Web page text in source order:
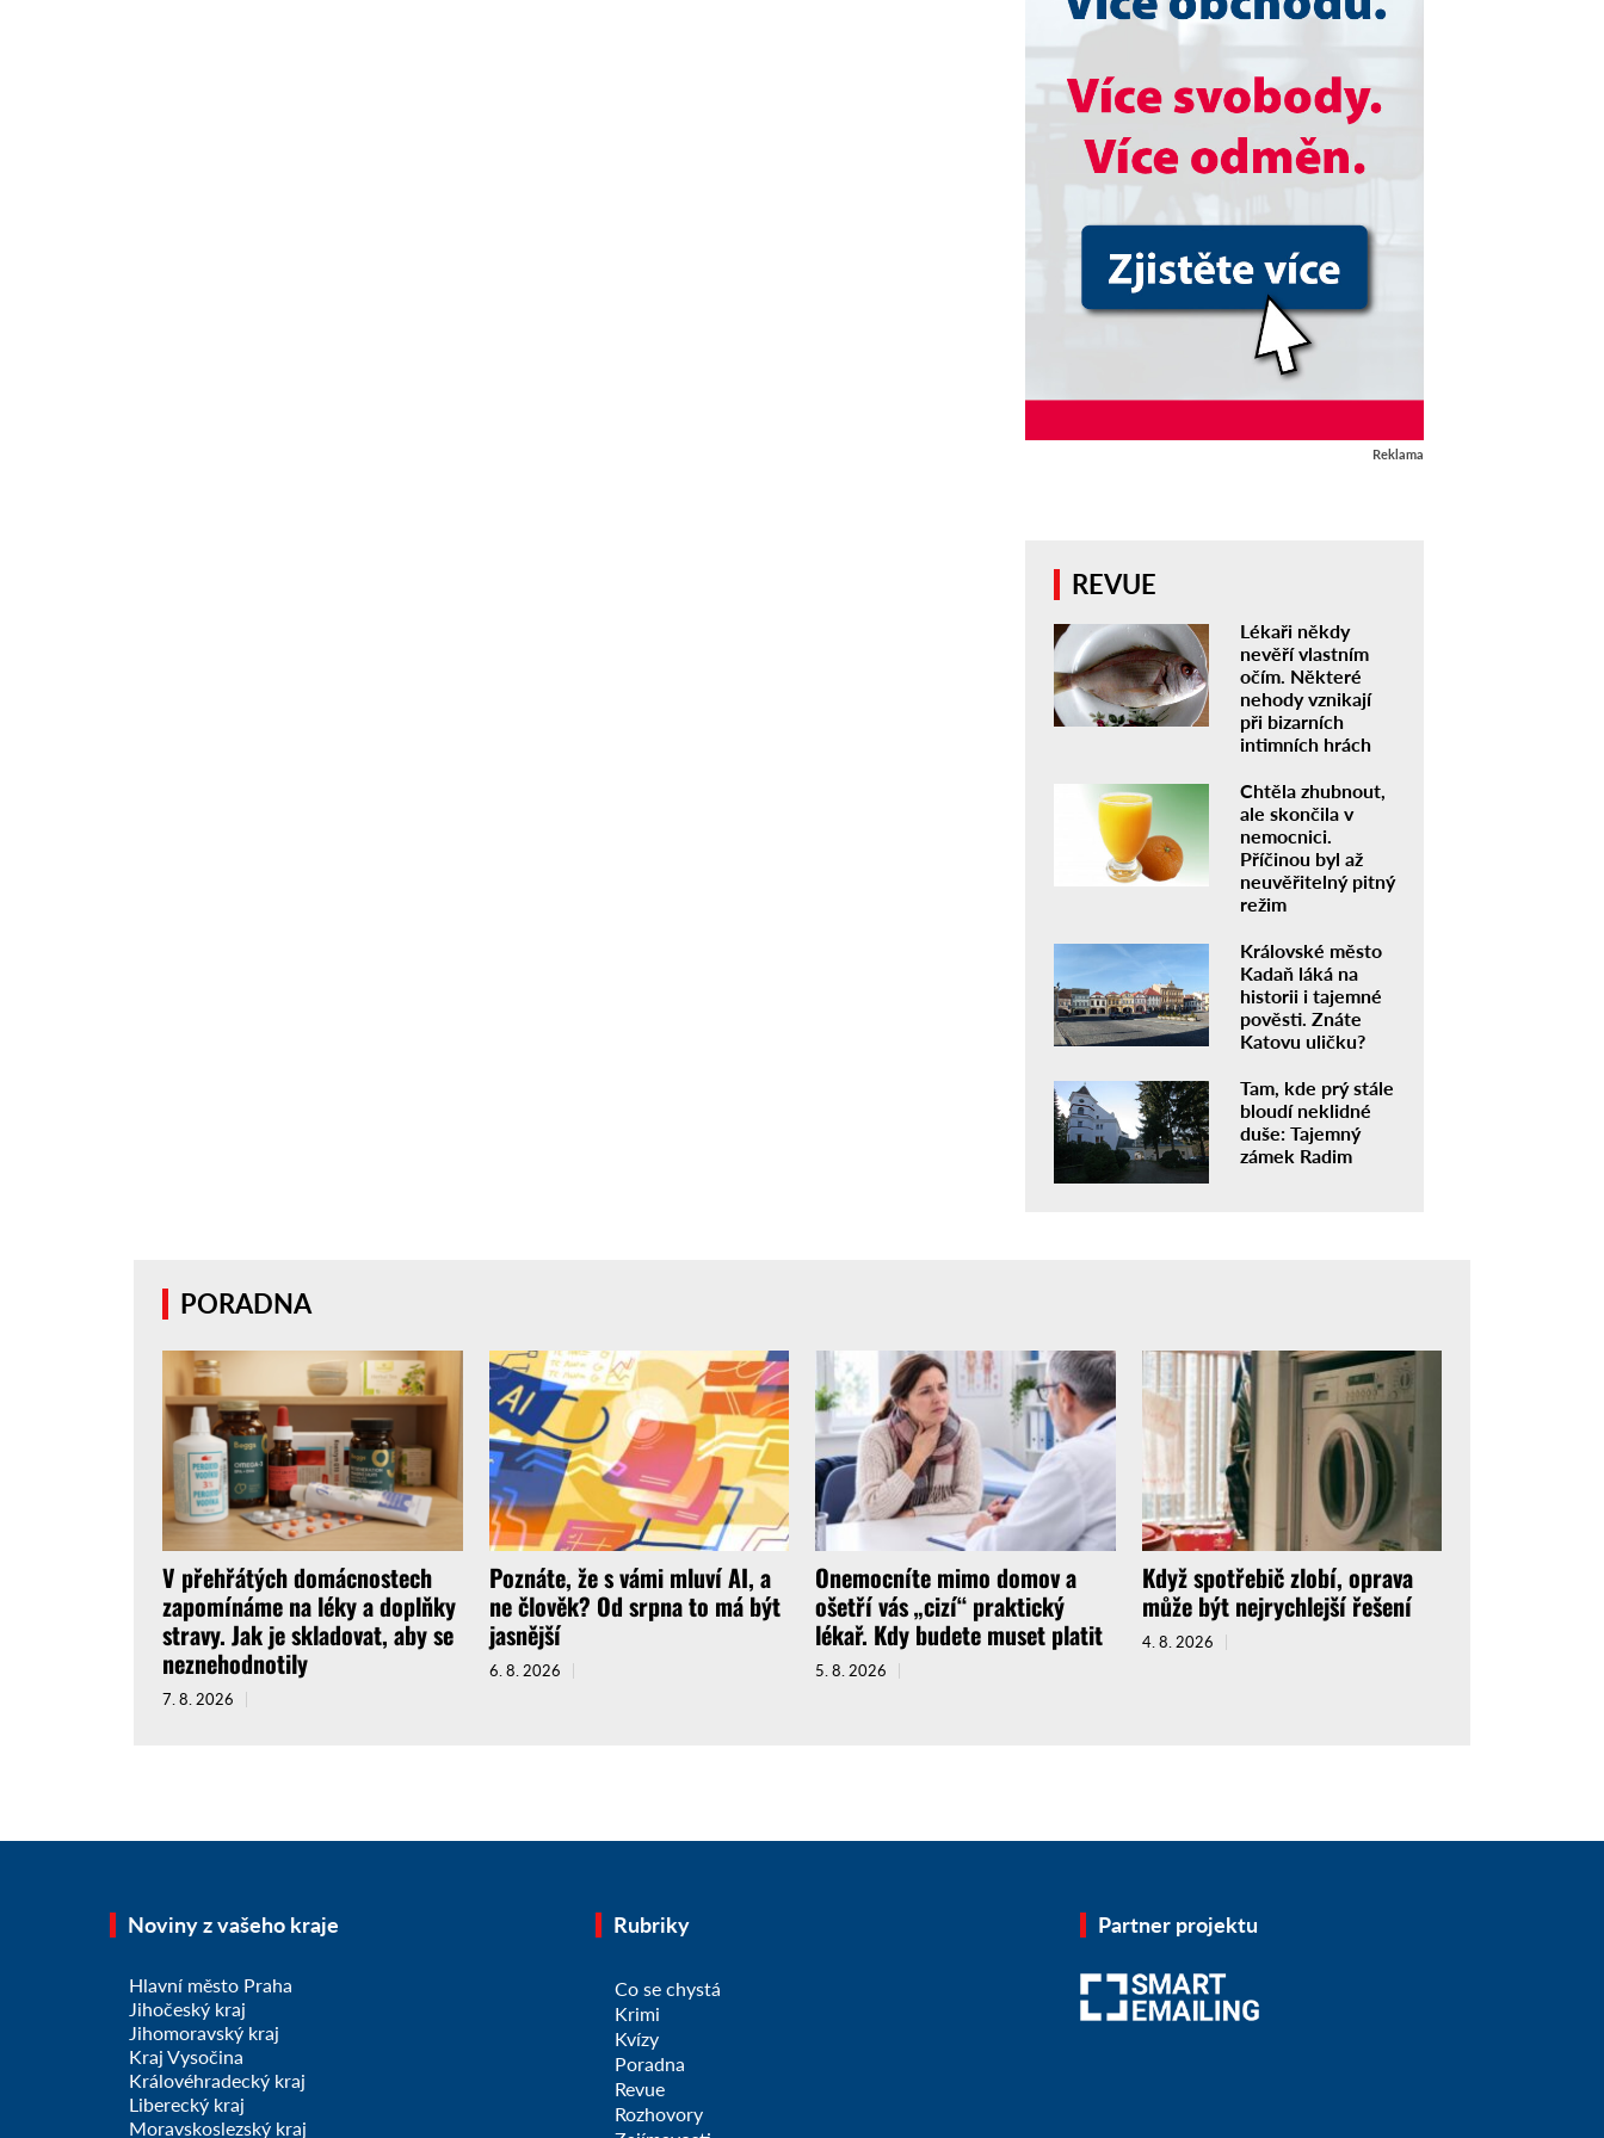
Reklama
REVUE
Lékaři někdy
nevěří vlastním
očím. Některé
nehody vznikají
při bizarních
intimních hrách
Chtěla zhubnout,
ale skončila v
nemocnici.
Příčinou byl až
neuvěřitelný pitný
režim
Královské město
Kadaň láká na
historii i tajemné
pověsti. Znáte
Katovu uličku?
Tam, kde prý stále
bloudí neklidné
duše: Tajemný
zámek Radim
PORADNA
V přehřátých domácnostech
zapomínáme na léky a doplňky
stravy. Jak je skladovat, aby se
neznehodnotily
7. 8. 2026
Poznáte, že s vámi mluví AI, a
ne člověk? Od srpna to má být
jasnější
6. 8. 2026
Onemocníte mimo domov a
ošetří vás „cizí“ praktický
lékař. Kdy budete muset platit
5. 8. 2026
Když spotřebič zlobí, oprava
může být nejrychlejší řešení
4. 8. 2026
Noviny z vašeho kraje
Hlavní město Praha
Jihočeský kraj
Jihomoravský kraj
Kraj Vysočina
Královéhradecký kraj
Liberecký kraj
Moravskoslezský kraj
Rubriky
Co se chystá
Krimi
Kvízy
Poradna
Revue
Rozhovory
Partner projektu